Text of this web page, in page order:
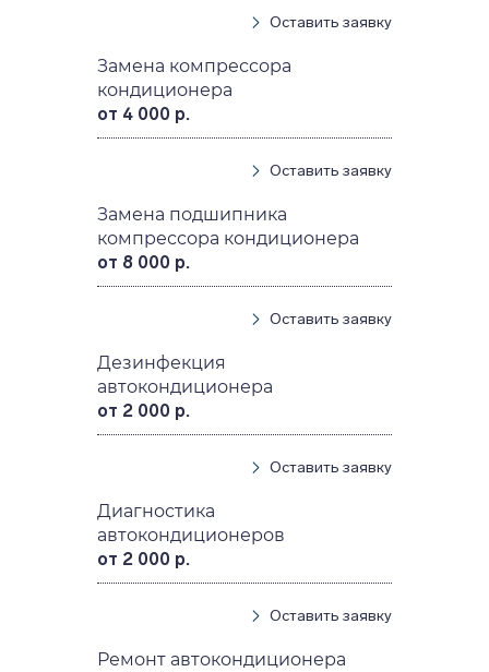
Оставить заявку
Замена компрессора
кондиционера
от 4 000 р.
Оставить заявку
Замена подшипника
компрессора кондиционера
от 8 000 р.
Оставить заявку
Дезинфекция
автокондиционера
от 2 000 р.
Оставить заявку
Диагностика
автокондиционеров
от 2 000 р.
Оставить заявку
Ремонт автокондиционера